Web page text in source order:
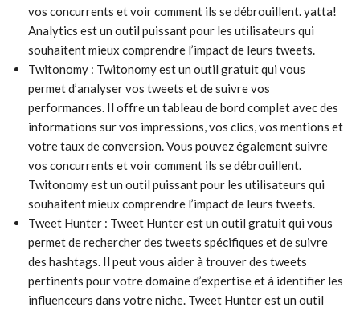
vos concurrents et voir comment ils se débrouillent. yatta!
Analytics est un outil puissant pour les utilisateurs qui
souhaitent mieux comprendre l’impact de leurs tweets.
Twitonomy : Twitonomy est un outil gratuit qui vous
permet d’analyser vos tweets et de suivre vos
performances. Il offre un tableau de bord complet avec des
informations sur vos impressions, vos clics, vos mentions et
votre taux de conversion. Vous pouvez également suivre
vos concurrents et voir comment ils se débrouillent.
Twitonomy est un outil puissant pour les utilisateurs qui
souhaitent mieux comprendre l’impact de leurs tweets.
Tweet Hunter : Tweet Hunter est un outil gratuit qui vous
permet de rechercher des tweets spécifiques et de suivre
des hashtags. Il peut vous aider à trouver des tweets
pertinents pour votre domaine d’expertise et à identifier les
influenceurs dans votre niche. Tweet Hunter est un outil